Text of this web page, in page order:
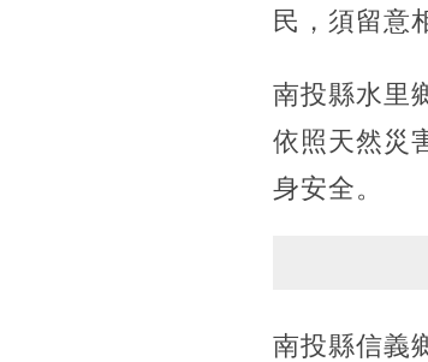
民，須留意
南投縣水里
依照天然災
身安全。
南投縣信義